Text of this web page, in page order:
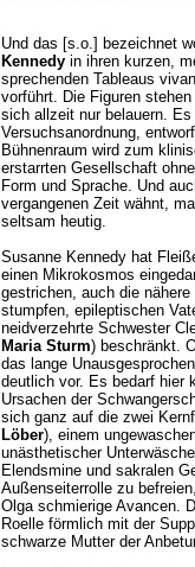
Und das [s.o.] bezeichnet
Kennedyin ihren kurzen,
sprechenden Tableaus
vorführt. Die Figuren
sich allzeit nur belauern.
Versuchsanordnung,
Bühnenraum wird zum
erstarrten Gesellschaft
Form und Sprache. Und
vergangenen Zeit wähnt,
seltsam heutig.
Susanne Kennedy hat
einen Mikrokosmos
gestrichen, auch die
stumpfen, epileptischen
neidverzehrte Schwester
Maria Sturm) beschränkt.
das lange
deutlich vor. Es bedarf hier
Ursachen der
sich ganz auf die zwei
Löber), einem
unästhetischer
Elendsmine und sakralen
Außenseiterrolle zu
Olga schmierige Avancen.
Roelle förmlich mit der
schwarze Mutter der